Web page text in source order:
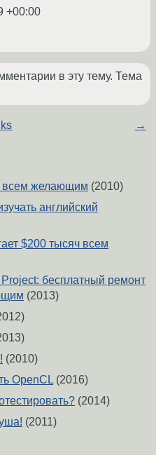
+00:00
в эту тему. Тема
→
всем желающим (2010)
английский
$200 тысяч всем
бесплатный ремонт
(2013)
(2010)
OpenCL (2016)
(2014)
(2011)